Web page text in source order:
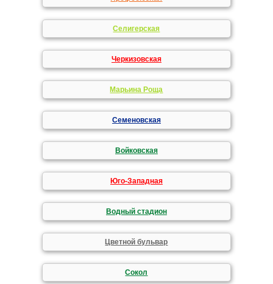
Селигерская
Черкизовская
Марьина Роща
Семеновская
Войковская
Юго-Западная
Водный стадион
Цветной бульвар
Сокол